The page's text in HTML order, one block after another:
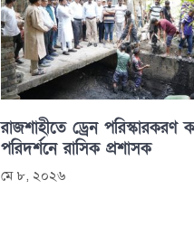
রাজশাহীতে ড্রেন পরিস্কারকরণ
পরিদর্শনে রাসিক প্রশাসক
মে ৮, ২০২৬